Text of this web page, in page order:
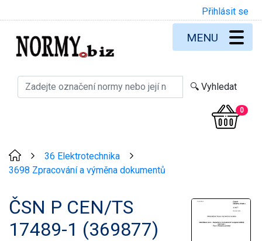
Přihlásit se
0
MENU
36 Elektrotechnika
3698 Zpracování a výměna dokumentů
ČSN P CEN/TS
17489-1 (369877)